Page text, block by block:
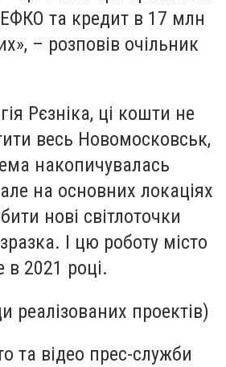
та кредит в 17 млн
– розповів очільник
Рєзніка, ці кошти не
весь Новомосковськ,
накопичувалась
на основних локаціях
нові світлоточки
І цю роботу місто
в 2021 році.
реалізованих проектів)
та відео прес-служби